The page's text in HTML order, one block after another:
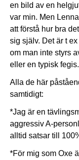
en bild av en
var min. Men
att förstå hur bra
sig själv. Det är t
om man inte styrs
eller en typisk fegis.
Alla de här
samtidigt:
*Jag är en
aggressiv A-
alltid satsar till
*För mig som Oxe